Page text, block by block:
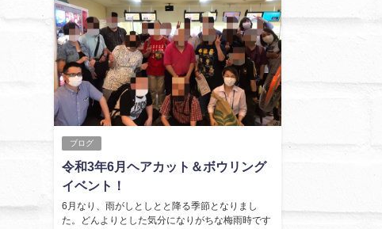
ブログ
令和3年6月ヘアカット＆ボウリング
イベント！
6月なり、雨がしとしとと降る季節となりまし
た。どんよりとした気分になりがちな梅雨時です